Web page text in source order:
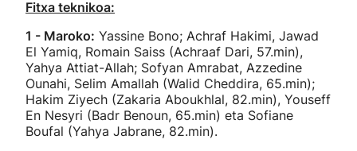
Fitxa teknikoa:
1 - Maroko: Yassine Bono; Achraf Hakimi, Jawad
El Yamiq, Romain Saiss (Achraaf Dari, 57.min),
Yahya Attiat-Allah; Sofyan Amrabat, Azzedine
Ounahi, Selim Amallah (Walid Cheddira, 65.min);
Hakim Ziyech (Zakaria Aboukhlal, 82.min), Youseff
En Nesyri (Badr Benoun, 65.min) eta Sofiane
Boufal (Yahya Jabrane, 82.min).